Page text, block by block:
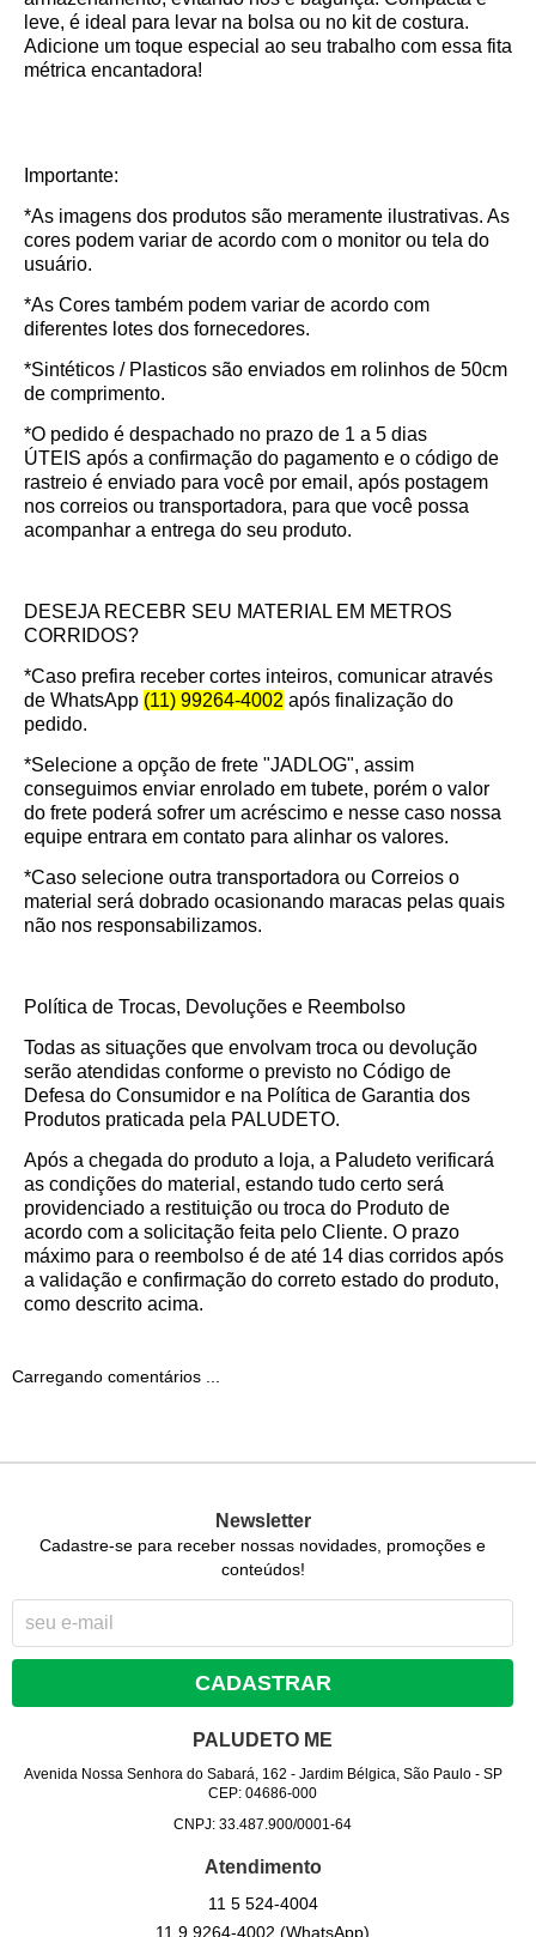
leve, é ideal para levar na bolsa ou no kit de costura.
Adicione um toque especial ao seu trabalho com essa fita
métrica encantadora!
Importante:
*As imagens dos produtos são meramente ilustrativas. As
cores podem variar de acordo com o monitor ou tela do
usuário.
*As Cores também podem variar de acordo com
diferentes lotes dos fornecedores.
*Sintéticos / Plasticos são enviados em rolinhos de 50cm
de comprimento.
*O pedido é despachado no prazo de 1 a 5 dias
ÚTEIS após a confirmação do pagamento e o código de
rastreio é enviado para você por email, após postagem
nos correios ou transportadora, para que você possa
acompanhar a entrega do seu produto.
DESEJA RECEBR SEU MATERIAL EM METROS
CORRIDOS?
*Caso prefira receber cortes inteiros, comunicar através
de WhatsApp (11) 99264-4002 após finalização do
pedido.
*Selecione a opção de frete "JADLOG", assim
conseguimos enviar enrolado em tubete, porém o valor
do frete poderá sofrer um acréscimo e nesse caso nossa
equipe entrara em contato para alinhar os valores.
*Caso selecione outra transportadora ou Correios o
material será dobrado ocasionando maracas pelas quais
não nos responsabilizamos.
Política de Trocas, Devoluções e Reembolso
Todas as situações que envolvam troca ou devolução
serão atendidas conforme o previsto no Código de
Defesa do Consumidor e na Política de Garantia dos
Produtos praticada pela PALUDETO.
Após a chegada do produto a loja, a Paludeto verificará
as condições do material, estando tudo certo será
providenciado a restituição ou troca do Produto de
acordo com a solicitação feita pelo Cliente. O prazo
máximo para o reembolso é de até 14 dias corridos após
a validação e confirmação do correto estado do produto,
como descrito acima.
Carregando comentários ...
Newsletter
Cadastre-se para receber nossas novidades, promoções e
conteúdos!
CADASTRAR
PALUDETO ME
Avenida Nossa Senhora do Sabará, 162 - Jardim Bélgica, São Paulo- SP
CEP: 04686-000
CNPJ: 33.487.900/0001-64
Atendimento
11 5524-4004
11 9 9264-4002(WhatsApp)